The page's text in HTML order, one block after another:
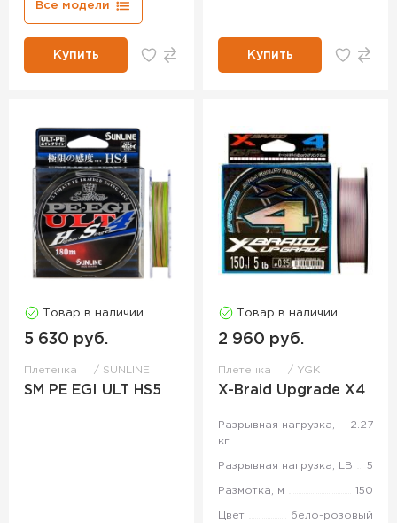
Все модели
Купить Купить
Товар в наличии
5 630 руб.
Плетенка SUNLINE
SM PE EGI ULT HS5
Товар в наличии
2 960 руб.
Плетенка YGK
X-Braid Upgrade X4
Разрывная нагрузка,
кг
2.27
Разрывная нагрузка, LB 5
Размотка, м 150
Цвет бело-розовый